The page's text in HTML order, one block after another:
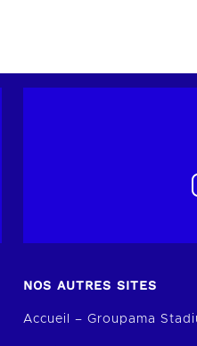
NOS AUTRES SITES
Accueil – Groupama